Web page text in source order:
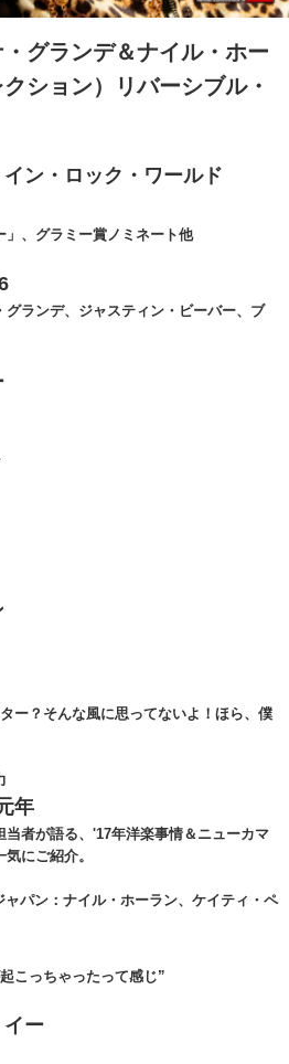
グランデ＆ナイル・ホー
ション）リバーシブル・
ン・ロック・ワールド
、グラミー賞ノミネート他
ランデ、ジャスティン・ビーバー、ブ
ー？そんな風に思ってないよ！ほら、僕
年
当者が語る、'17年洋楽事情＆ニューカマ
にご紹介。
パン：ナイル・ホーラン、ケイティ・ペ
こっちゃったって感じ”
イー